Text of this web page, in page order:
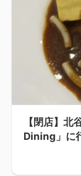
【閉店】
Dining」に